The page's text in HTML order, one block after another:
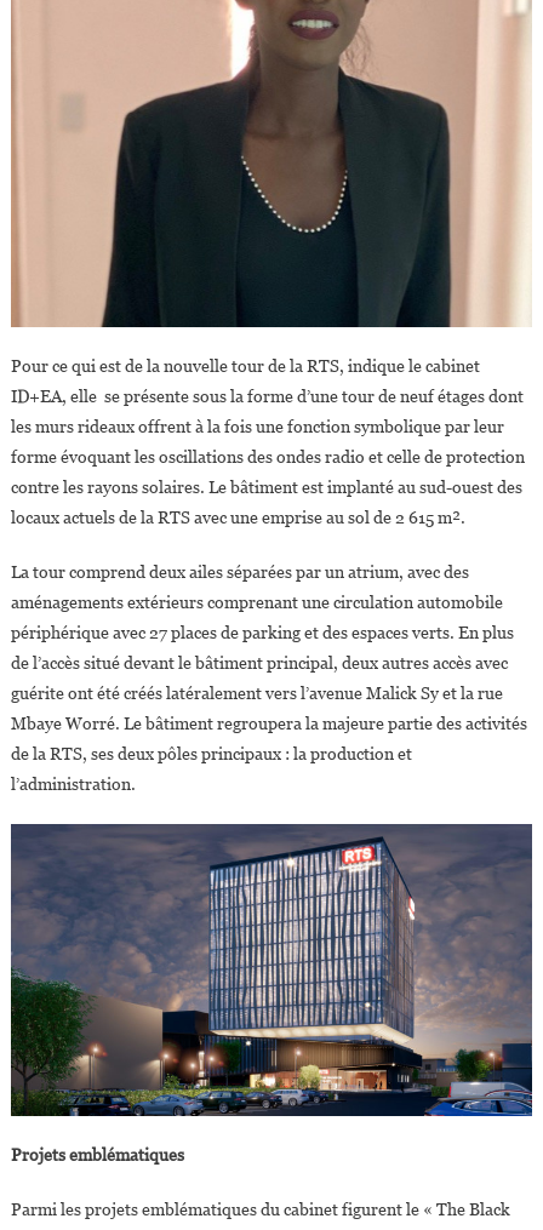
Pour ce qui est de la nouvelle tour de la RTS, indique le cabinet
ID+EA, elle se présente sous la forme d’une tour de neuf étages dont
les murs rideaux offrent à la fois une fonction symbolique par leur
forme évoquant les oscillations des ondes radio et celle de protection
contre les rayons solaires. Le bâtiment est implanté au sud-ouest des
locaux actuels de la RTS avec une emprise au sol de 2 615 m².
La tour comprend deux ailes séparées par un atrium, avec des
aménagements extérieurs comprenant une circulation automobile
périphérique avec 27 places de parking et des espaces verts. En plus
de l’accès situé devant le bâtiment principal, deux autres accès avec
guérite ont été créés latéralement vers l’avenue Malick Sy et la rue
Mbaye Worré. Le bâtiment regroupera la majeure partie des activités
de la RTS, ses deux pôles principaux : la production et
l’administration.
Projets emblématiques
Parmi les projets emblématiques du cabinet figurent le « The Black